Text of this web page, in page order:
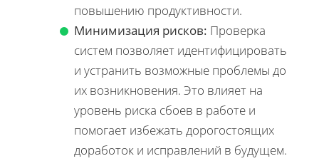
повышению продуктивности.
Минимизация рисков: Проверка
систем позволяет идентифицировать
и устранить возможные проблемы до
их возникновения. Это влияет на
уровень риска сбоев в работе и
помогает избежать дорогостоящих
доработок и исправлений в будущем.